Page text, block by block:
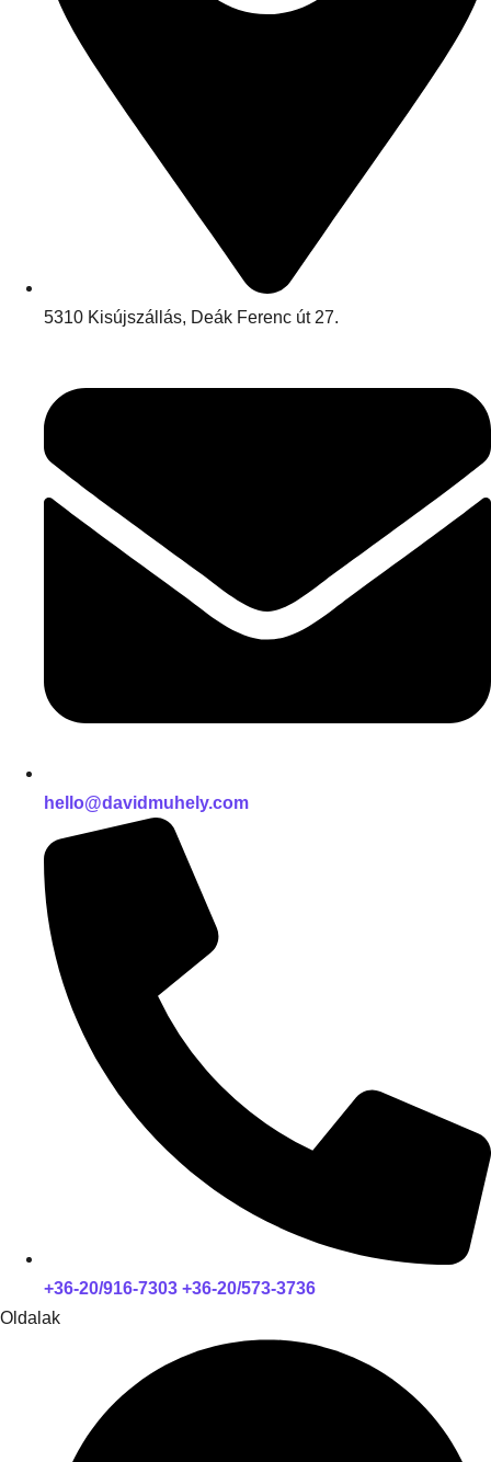
5310 Kisújszállás, Deák Ferenc út 27.
hello@davidmuhely.com
+36-20/916-7303 +36-20/573-3736
Oldalak